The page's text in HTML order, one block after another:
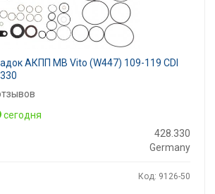
АКПП MB Vito (W447) 109-119 CDI
сегодня
428.330
Germany
Код: 9126-50